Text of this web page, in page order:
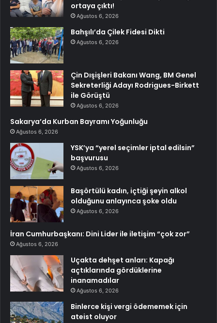
ortaya çıktı!
Ağustos 6, 2026
Bahşılı’da Çilek Fidesi Dikti
Ağustos 6, 2026
Çin Dışişleri Bakanı Wang, BM Genel
Sekreterliği Adayı Rodrigues-Birkett
ile Görüştü
Ağustos 6, 2026
Sakarya’da Kurban Bayramı Yoğunluğu
Ağustos 6, 2026
YSK’ya “yerel seçimler iptal edilsin”
başvurusu
Ağustos 6, 2026
Başörtülü kadın, içtiği şeyin alkol
olduğunu anlayınca şoke oldu
Ağustos 6, 2026
İran Cumhurbaşkanı: Dini Lider ile iletişim “çok zor”
Ağustos 6, 2026
Uçakta dehşet anları: Kapağı
açtıklarında gördüklerine
inanamadılar
Ağustos 6, 2026
Binlerce kişi vergi ödememek için
ateist oluyor